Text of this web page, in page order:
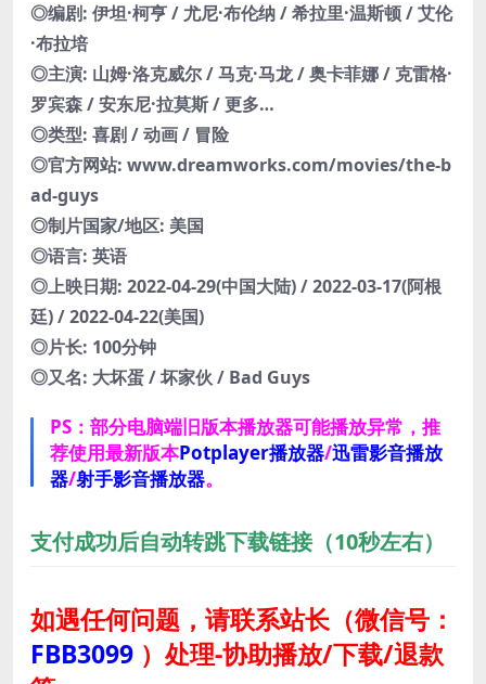
◎编剧: 伊坦·柯亨 / 尤尼·布伦纳 / 希拉里·温斯顿 / 艾伦
·布拉培
◎主演: 山姆·洛克威尔 / 马克·马龙 / 奥卡菲娜 / 克雷格·
罗宾森 / 安东尼·拉莫斯 / 更多…
◎类型: 喜剧 / 动画 / 冒险
◎官方网站: www.dreamworks.com/movies/the-b
ad-guys
◎制片国家/地区: 美国
◎语言: 英语
◎上映日期: 2022-04-29(中国大陆) / 2022-03-17(阿根
廷) / 2022-04-22(美国)
◎片长: 100分钟
◎又名: 大坏蛋 / 坏家伙 / Bad Guys
PS：部分电脑端旧版本播放器可能播放异常，推
荐使用最新版本Potplayer播放器/迅雷影音播放
器/射手影音播放器。
支付成功后自动转跳下载链接（10秒左右）
如遇任何问题，请联系站长（微信号：
FBB3099 ） 处理-协助播放/下载/退款